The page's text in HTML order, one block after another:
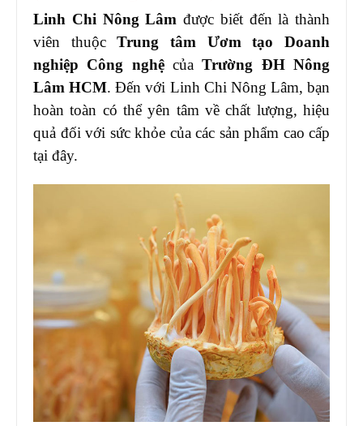
Linh Chi Nông Lâm được biết đến là thành
viên thuộcTrung tâm Ươm tạo Doanh
nghiệp Công nghệcủaTrường ĐH Nông
Lâm HCM. Đến với Linh Chi Nông Lâm, bạn
hoàn toàn có thể yên tâm về chất lượng, hiệu
quả đối với sức khỏe của các sản phẩm cao cấp
tại đây.